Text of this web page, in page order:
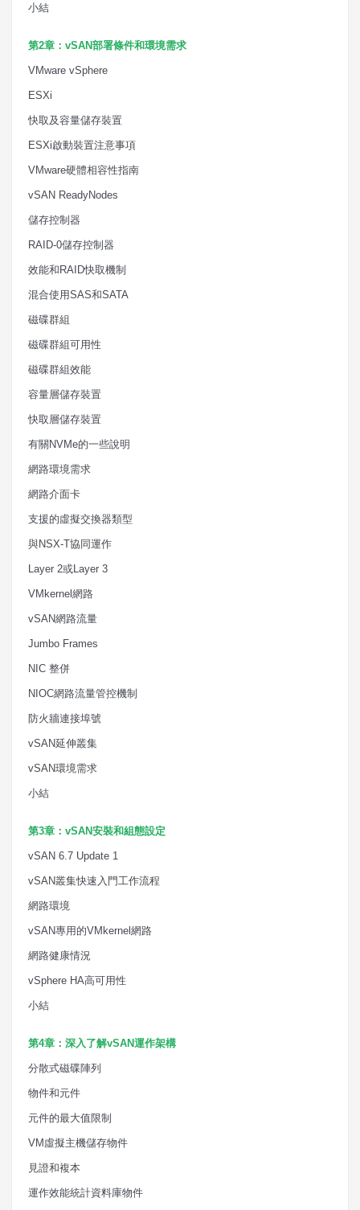
小結
第2章： vSAN部署條件和環境需求
VMware vSphere
ESXi
快取及容量儲存裝置
ESXi啟動裝置注意事項
VMware硬體相容性指南
vSAN ReadyNodes
儲存控制器
RAID-0儲存控制器
效能和RAID快取機制
混合使用SAS和SATA
磁碟群組
磁碟群組可用性
磁碟群組效能
容量層儲存裝置
快取層儲存裝置
有關NVMe的一些說明
網路環境需求
網路介面卡
支援的虛擬交換器類型
與NSX-T協同運作
Layer 2或Layer 3
VMkernel網路
vSAN網路流量
Jumbo Frames
NIC 整併
NIOC網路流量管控機制
防火牆連接埠號
vSAN延伸叢集
vSAN環境需求
小結
第3章： vSAN安裝和組態設定
vSAN 6.7 Update 1
vSAN叢集快速入門工作流程
網路環境
vSAN專用的VMkernel網路
網路健康情況
vSphere HA高可用性
小結
第4章：深入了解vSAN運作架構
分散式磁碟陣列
物件和元件
元件的最大值限制
VM虛擬主機儲存物件
見證和複本
運作效能統計資料庫物件